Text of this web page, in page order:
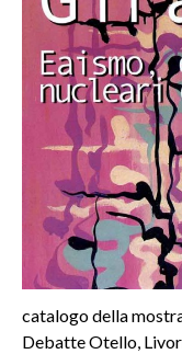
catalogo della
Debatte Otello,